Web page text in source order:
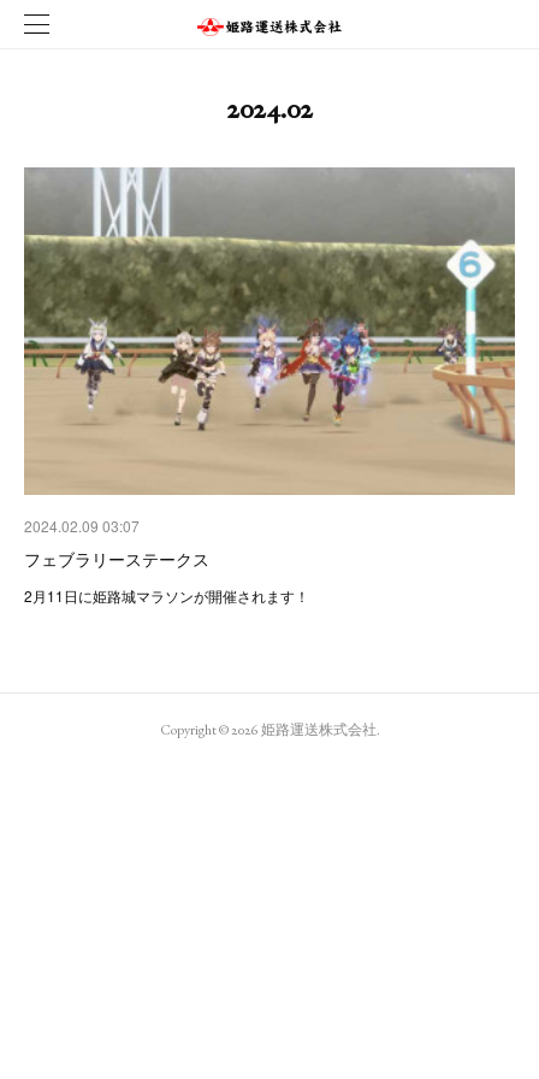
2024.02
2024.02.09 03:07
フェブラリーステークス
2月11日に姫路城マラソンが開催されます！
Copyright ©2026姫路運送株式会社.